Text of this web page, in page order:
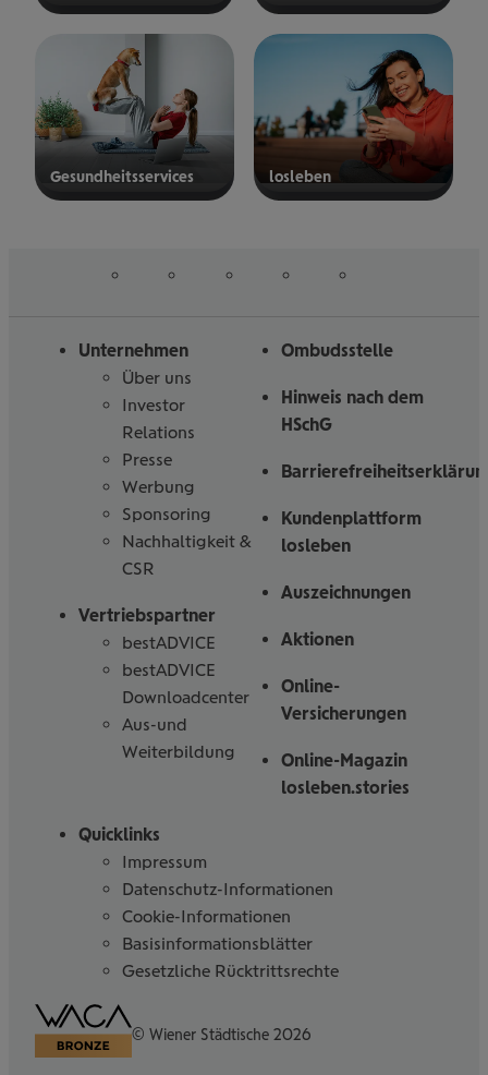
privaten
Unfallversicherung
Gesund­heits­ser­vices los­le­ben
Unternehmen
Über uns
Investor
Relations
Presse
Werbung
Sponsoring
Nachhaltigkeit &
CSR
Vertriebspartner
bestADVICE
bestADVICE
Downloadcenter
Aus-und
Weiterbildung
Ombudsstelle
Hinweis nach dem
HSchG
Kundenplattform
losleben
Auszeichnungen
Aktionen
Online-
Versicherungen
Online-Magazin
losleben.stories
Quicklinks
Impressum
Datenschutz-Informationen
Cookie-Informationen
Basisinformationsblätter
Gesetzliche Rücktrittsrechte
uns
Barrierefreiheitserklärung
© Wiener Städtische 2026